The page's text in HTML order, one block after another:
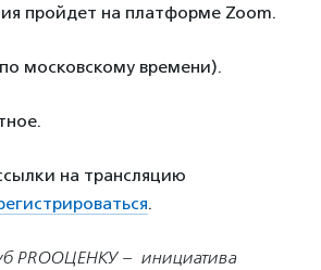
пройдет на платформе Zoom.
московскому времени).
на трансляцию
.
PROОЦЕНКУ – инициатива